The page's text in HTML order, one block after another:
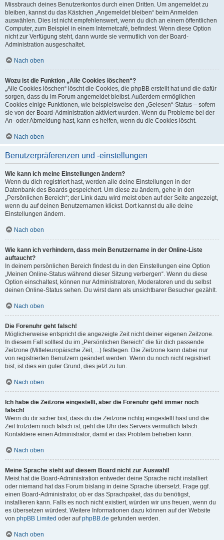
Missbrauch deines Benutzerkontos durch einen Dritten. Um angemeldet zu
bleiben, kannst du das Kästchen „Angemeldet bleiben“ beim Anmelden
auswählen. Dies ist nicht empfehlenswert, wenn du dich an einem öffentlichen
Computer, zum Beispiel in einem Internetcafé, befindest. Wenn diese Option
nicht zur Verfügung steht, dann wurde sie vermutlich von der Board-
Administration ausgeschaltet.
Nach oben
Wozu ist die Funktion „Alle Cookies löschen“?
„Alle Cookies löschen“ löscht die Cookies, die phpBB erstellt hat und die dafür
sorgen, dass du im Forum angemeldet bleibst. Außerdem ermöglichen
Cookies einige Funktionen, wie beispielsweise den „Gelesen“-Status – sofern
sie von der Board-Administration aktiviert wurden. Wenn du Probleme bei der
An- oder Abmeldung hast, kann es helfen, wenn du die Cookies löscht.
Nach oben
Benutzerpräferenzen und -einstellungen
Wie kann ich meine Einstellungen ändern?
Wenn du dich registriert hast, werden alle deine Einstellungen in der
Datenbank des Boards gespeichert. Um diese zu ändern, gehe in den
„Persönlichen Bereich“; der Link dazu wird meist oben auf der Seite angezeigt,
wenn du auf deinen Benutzernamen klickst. Dort kannst du alle deine
Einstellungen ändern.
Nach oben
Wie kann ich verhindern, dass mein Benutzername in der Online-Liste
auftaucht?
In deinem persönlichen Bereich findest du in den Einstellungen eine Option
„Meinen Online-Status während dieser Sitzung verbergen“. Wenn du diese
Option einschaltest, können nur Administratoren, Moderatoren und du selbst
deinen Online-Status sehen. Du wirst dann als unsichtbarer Besucher gezählt.
Nach oben
Die Forenuhr geht falsch!
Möglicherweise entspricht die angezeigte Zeit nicht deiner eigenen Zeitzone.
In diesem Fall solltest du im „Persönlichen Bereich“ die für dich passende
Zeitzone (Mitteleuropäische Zeit, ...) festlegen. Die Zeitzone kann dabei nur
von registrierten Benutzern geändert werden. Wenn du noch nicht registriert
bist, ist dies ein guter Grund, dies jetzt zu tun.
Nach oben
Ich habe die Zeitzone eingestellt, aber die Forenuhr geht immer noch
falsch!
Wenn du dir sicher bist, dass du die Zeitzone richtig eingestellt hast und die
Zeit trotzdem noch falsch ist, geht die Uhr des Servers vermutlich falsch.
Kontaktiere einen Administrator, damit er das Problem beheben kann.
Nach oben
Meine Sprache steht auf diesem Board nicht zur Auswahl!
Meist hat die Board-Administration entweder deine Sprache nicht installiert
oder niemand hat das Forum bislang in deine Sprache übersetzt. Frage ggf.
einen Board-Administrator, ob er das Sprachpaket, das du benötigst,
installieren kann. Falls es noch nicht existiert, würden wir uns freuen, wenn du
es übersetzen würdest. Weitere Informationen dazu können auf der Website
von phpBB Limited oder aufphpBB.de gefunden werden.
Nach oben